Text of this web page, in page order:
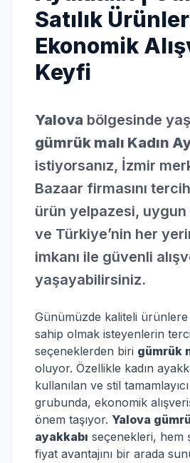
Satılık
Ekonomik
Keyfi
Yalova bölgesinde
gümrük malı Kadın
istiyorsanız, İzmir
Bazaar firmasını
ürün yelpazesi,
ve Türkiye’nin her
imkanı ile güvenli
yaşayabilirsiniz.
Günümüzde kaliteli
sahip olmak isteyenlerin
seçeneklerden biri gümrük
oluyor. Özellikle kadın
kullanılan ve stil
grubunda, ekonomik
önem taşıyor. Yalova
ayakkabı seçenekleri, hem
fiyat avantajını bir arada